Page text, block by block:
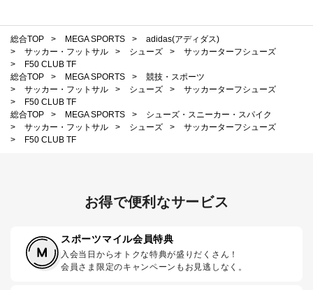
総合TOP > MEGA SPORTS >
adidas(アディダス)
>
サッカー・フットサル > シューズ >
サッカーターフシューズ
>
F50 CLUB TF
総合TOP
> MEGA SPORTS >
競技・スポーツ
>
サッカー・フットサル > シューズ >
サッカーターフシューズ
>
F50 CLUB TF
総合TOP
> MEGA SPORTS >
シューズ・スニーカー・スパイク
>
サッカー・フットサル > シューズ >
サッカーターフシューズ
>
F50 CLUB TF
お得で便利なサービス
スポーツマイル会員特典
入会当日からオトクな特典が盛りだくさん！
会員さま限定のキャンペーンもお見逃しなく。